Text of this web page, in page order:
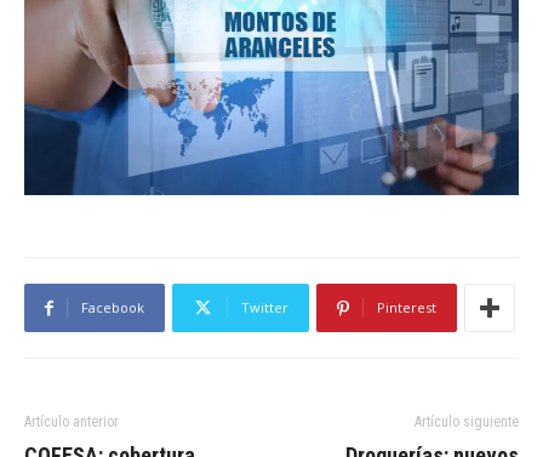
Facebook Twitter Pinterest
Artículo anterior Artículo siguiente